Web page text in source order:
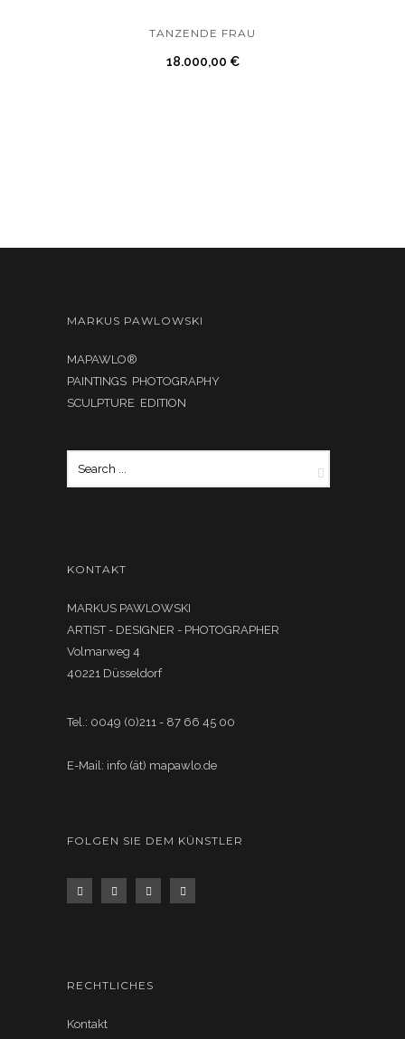
TANZENDE FRAU
18.000,00 €
MARKUS PAWLOWSKI
MAPAWLO®
PAINTINGS PHOTOGRAPHY
SCULPTURE EDITION
KONTAKT
MARKUS PAWLOWSKI
ARTIST - DESIGNER - PHOTOGRAPHER
Volmarweg 4
40221 Düsseldorf
Tel.: 0049 (0)211 - 87 66 45 00
E-Mail: info (ät) mapawlo.de
FOLGEN SIE DEM KÜNSTLER
RECHTLICHES
Kontakt